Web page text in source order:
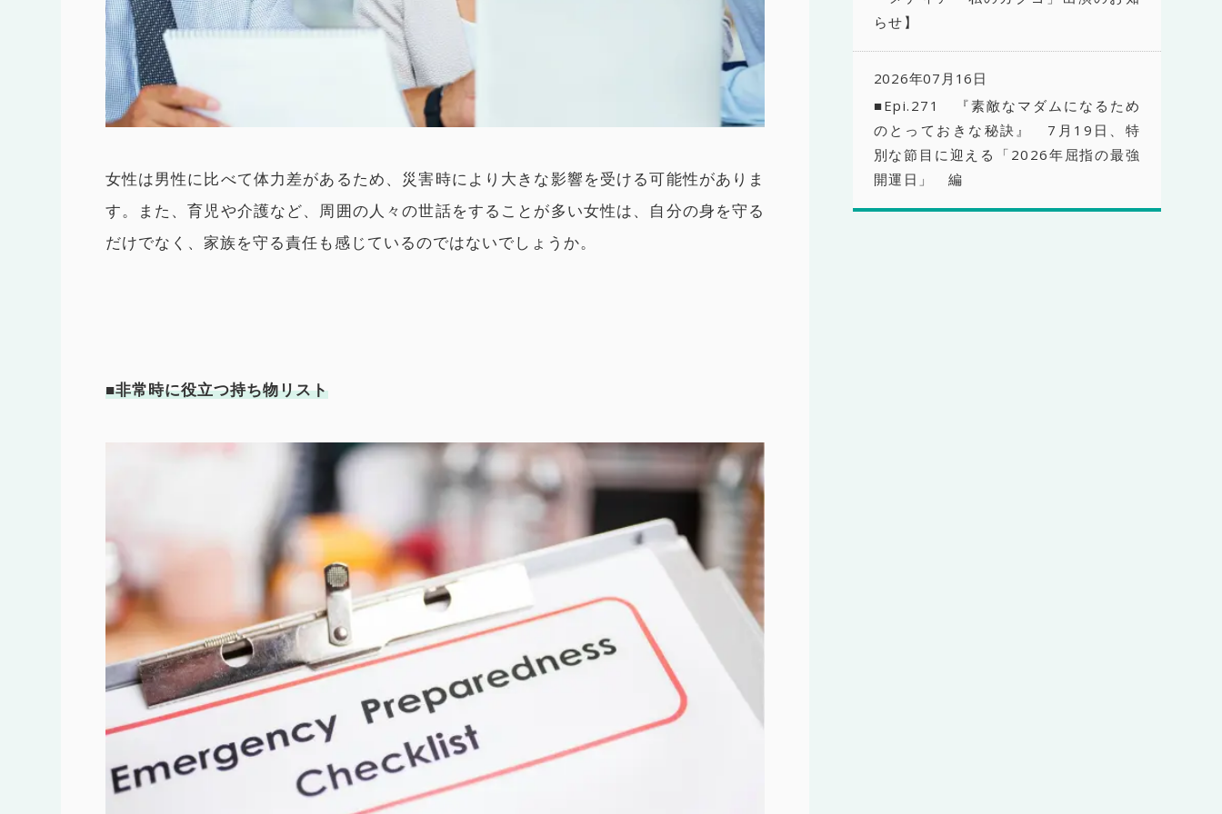
女性は男性に比べて体力差があるため、災害時により大きな影響を受ける可能性がありま
す。また、育児や介護など、周囲の人々の世話をすることが多い女性は、自分の身を守る
だけでなく、家族を守る責任も感じているのではないでしょうか。
■非常時に役立つ持ち物リスト
らせ】
2026年07月16日
■Epi.271 『素敵なマダムになるため
のとっておきな秘訣』 7月19日、特
別な節目に迎える「2026年屈指の最強
開運日」 編